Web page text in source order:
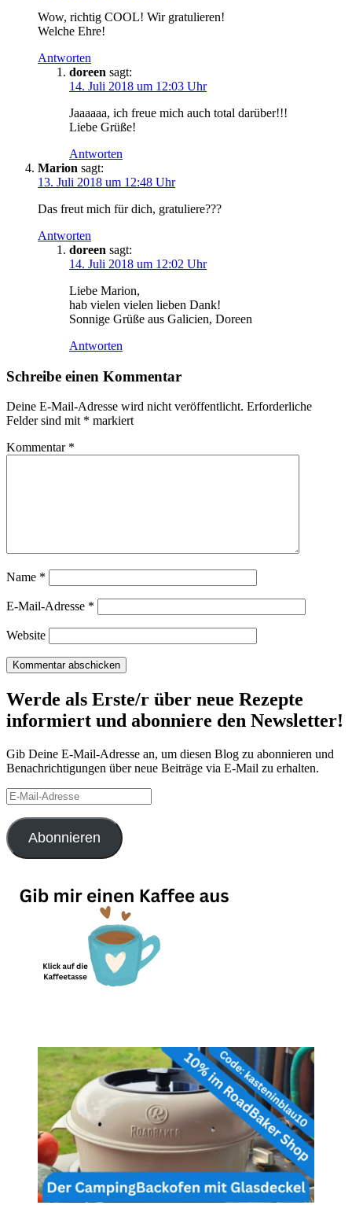
Wow, richtig COOL! Wir gratulieren!
Welche Ehre!
Antworten
doreen sagt:
14. Juli 2018 um 12:03 Uhr
Jaaaaaa, ich freue mich auch total darüber!!!
Liebe Grüße!
Antworten
Marion sagt:
13. Juli 2018 um 12:48 Uhr
Das freut mich für dich, gratuliere???
Antworten
doreen sagt:
14. Juli 2018 um 12:02 Uhr
Liebe Marion,
hab vielen vielen lieben Dank!
Sonnige Grüße aus Galicien, Doreen
Antworten
Schreibe einen Kommentar
Deine E-Mail-Adresse wird nicht veröffentlicht. Erforderliche
Felder sind mit * markiert
Kommentar *
Name *
E-Mail-Adresse *
Website
Werde als Erste/r über neue Rezepte
informiert und abonniere den Newsletter!
Gib Deine E-Mail-Adresse an, um diesen Blog zu abonnieren und
Benachrichtigungen über neue Beiträge via E-Mail zu erhalten.
E-
Mail-
Adresse
Abonnieren